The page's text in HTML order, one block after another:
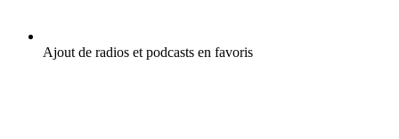
Ajout de radios et podcasts en favoris